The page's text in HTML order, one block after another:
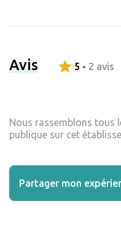
Avis 5 - 2 avis
Nous rassemblons tous
publique sur cet
Partager mon